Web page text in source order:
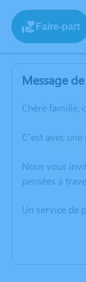
Faire-part
Message
Chère famille,
C’est avec
Nous vous
pensées à
Un service de